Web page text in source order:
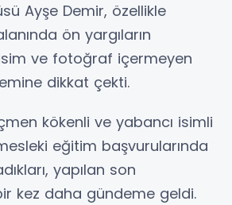
Ayşe Demir, özellikle
ön yargıların
isim ve fotoğraf içermeyen
dikkat çekti.
kökenli ve yabancı isimli
eğitim başvurularında
yapılan son
kez daha gündeme geldi.